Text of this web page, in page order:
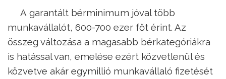
A garantált bérminimum jóval több
munkavállalót, 600-700 ezer főt érint. Az
összeg változása a magasabb bérkategóriákra
is hatással van, emelése ezért közvetlenül és
közvetve akár egymillió munkavállaló fizetését